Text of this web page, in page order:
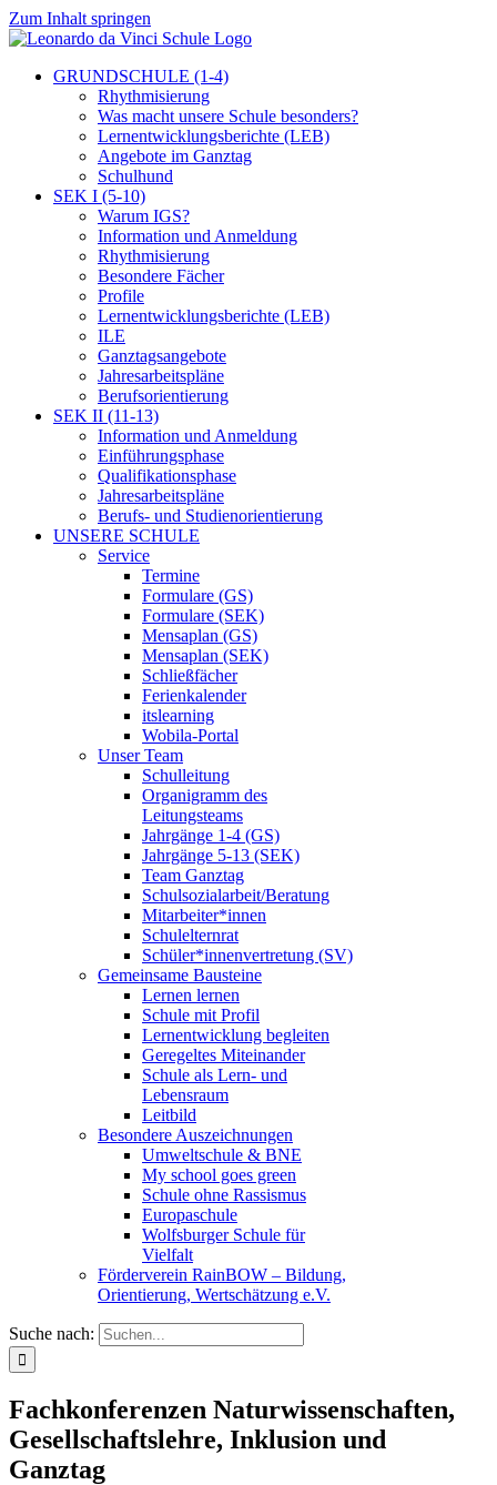
Zum Inhalt springen
GRUNDSCHULE (1-4)
Rhythmisierung
Was macht unsere Schule besonders?
Lernentwicklungsberichte (LEB)
Angebote im Ganztag
Schulhund
SEK I (5-10)
Warum IGS?
Information und Anmeldung
Rhythmisierung
Besondere Fächer
Profile
Lernentwicklungsberichte (LEB)
ILE
Ganztagsangebote
Jahresarbeitspläne
Berufsorientierung
SEK II (11-13)
Information und Anmeldung
Einführungsphase
Qualifikationsphase
Jahresarbeitspläne
Berufs- und Studienorientierung
UNSERE SCHULE
Service
Termine
Formulare (GS)
Formulare (SEK)
Mensaplan (GS)
Mensaplan (SEK)
Schließfächer
Ferienkalender
itslearning
Wobila-Portal
Unser Team
Schulleitung
Organigramm des
Leitungsteams
Jahrgänge 1-4 (GS)
Jahrgänge 5-13 (SEK)
Team Ganztag
Schulsozialarbeit/Beratung
Mitarbeiter*innen
Schulelternrat
Schüler*innenvertretung (SV)
Gemeinsame Bausteine
Lernen lernen
Schule mit Profil
Lernentwicklung begleiten
Geregeltes Miteinander
Schule als Lern- und
Lebensraum
Leitbild
Besondere Auszeichnungen
Umweltschule & BNE
My school goes green
Schule ohne Rassismus
Europaschule
Wolfsburger Schule für
Vielfalt
Förderverein RainBOW – Bildung,
Orientierung, Wertschätzung e.V.
Suche nach:
Fachkonferenzen Naturwissenschaften,
Gesellschaftslehre, Inklusion und
Ganztag